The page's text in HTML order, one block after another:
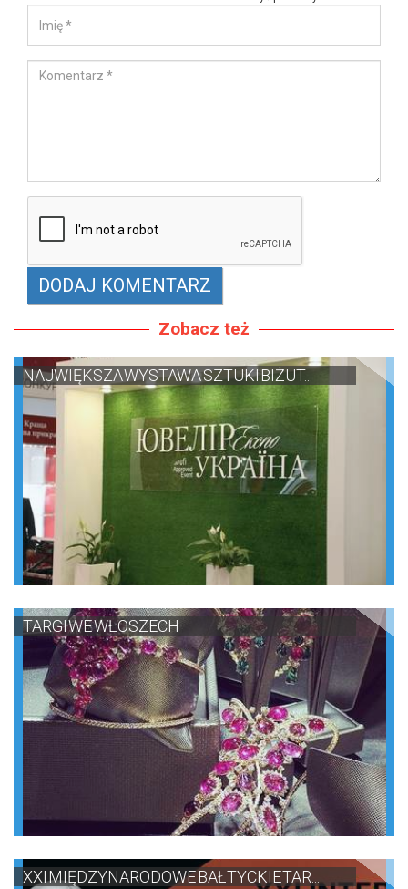
Zobacz też
NAJWIĘKSZA WYSTAWA SZTUKI BIŻUT...
TARGI WE WŁOSZECH
XXI MIĘDZYNARODOWE BAŁTYCKIE TAR...